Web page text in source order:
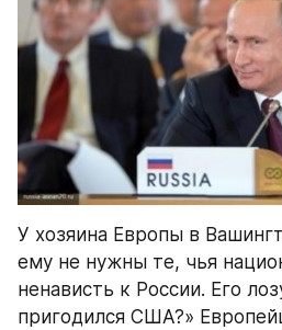
У хозяина Европы в
ему не нужны те, чья
ненависть к России. Его
пригодился США?»